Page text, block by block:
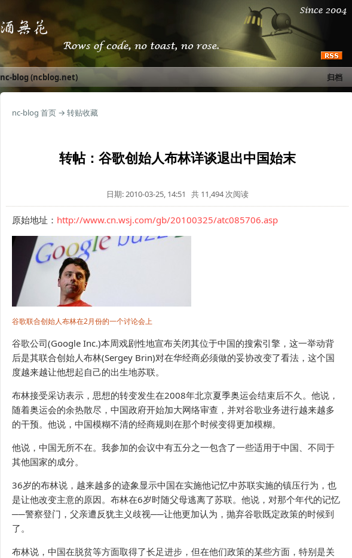
nc-blog (ncblog.net) 归档
nc-blog 首页 → 转贴收藏
转帖：谷歌创始人布林详谈退出中国始末
日期: 2010-03-25, 14:51 共 11,494 次阅读
原始地址： http://www.cn.wsj.com/gb/20100325/atc085706.asp
谷歌联合创始人布林在2月份的一个讨论会上
谷歌公司(Google Inc.)本周戏剧性地宣布关闭其位于中国的搜索引擎，这一举动背
后是其联合创始人布林(Sergey Brin)对在华经商必须做的妥协改变了看法，这个国
度越来越让他想起自己的出生地苏联。
布林接受采访表示，思想的转变发生在2008年北京夏季奥运会结束后不久。他说，
随着奥运会的余热散尽，中国政府开始加大网络审查，并对谷歌业务进行越来越多
的干预。他说，中国模糊不清的经商规则在那个时候变得更加模糊。
他说，中国无所不在。我参加的会议中有五分之一包含了一些适用于中国、不同于
其他国家的成分。
36岁的布林说，越来越多的迹象显示中国在实施他记忆中苏联实施的镇压行为，也
是让他改变主意的原因。布林在6岁时随父母逃离了苏联。他说，对那个年代的记忆
──警察登门，父亲遭反犹主义歧视──让他更加认为，抛弃谷歌既定政策的时候到
了。
布林说，中国在脱贫等方面取得了长足进步，但在他们政策的某些方面，特别是关